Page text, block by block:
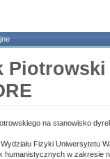
na stanowisko
Fizyki Uniwersytetu
humanistycznych w zakresie